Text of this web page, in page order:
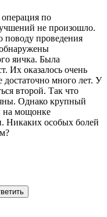
по
не произошло.
поводу проведения
яичка. Была
Их оказалось очень
много лет. У
второй. Так что
Однако крупный
на мощонке
Никаких особых болей